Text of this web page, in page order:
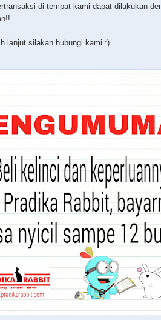
di tempat kami dapat dilakukan
lanjut silakan hubungi kami :)